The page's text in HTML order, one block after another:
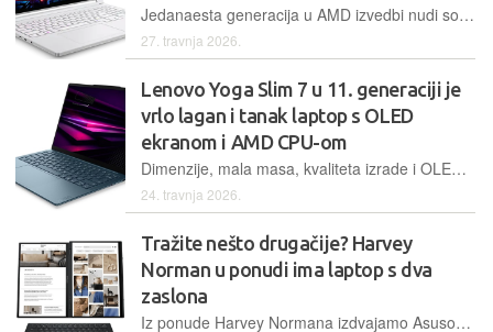
Jedanaesta generacija u AMD izvedbi nudi solidan Ryzen AI 7 ili 9 procesor i Nvidia RTX 5060 grafičku karticu s kojom ćete se moći igrati, a OLED ekran je uz nešto kompaktnije dimenzije za 16'' model jedna od jačih strana
27. travnja 2026.
Lenovo Yoga Slim 7 u 11. generaciji je
vrlo lagan i tanak laptop s OLED
ekranom i AMD CPU-om
Dimenzije, mala masa, kvaliteta izrade i OLED ekran jače su strane ultraprijenosnika koji nosi poznati Yoga brend. Laptop se oslanja na Ryzen AI 7 445procesor i AMD-ovu integriranu grafičku karticu
24. travnja 2026.
Tražite nešto drugačije? Harvey
Norman u ponudi ima laptop s dva
zaslona
Iz ponude Harvey Normana izdvajamo Asusov laptop s dva 14-inčna 3K OLED zaslona na dodir, nešto što nije toliko uobičajeno